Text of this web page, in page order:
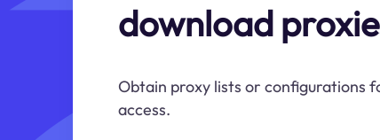
download
Obtain proxy lists or configurations
access.